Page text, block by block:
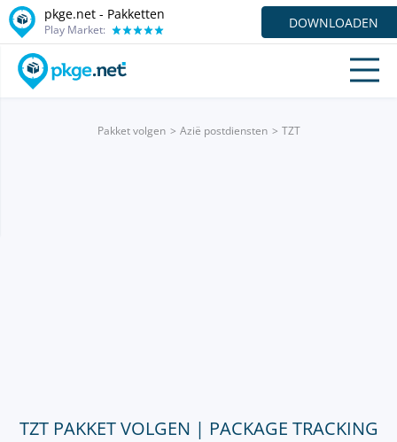
pkge.net - Pakketten
Play Market: DOWNLOADEN
Pakket volgen Azië postdiensten TZT
TZT PAKKET VOLGEN | PACKAGE TRACKING